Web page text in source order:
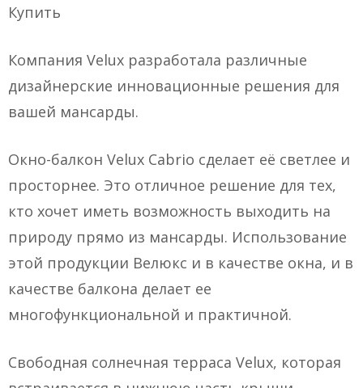
Купить
Компания Velux разработала различные
дизайнерские инновационные решения для
вашей мансарды.
Окно-балкон Velux Cabrio сделает её светлее и
просторнее. Это отличное решение для тех,
кто хочет иметь возможность выходить на
природу прямо из мансарды. Использование
этой продукции Велюкс и в качестве окна, и в
качестве балкона делает ее
многофункциональной и практичной.
Свободная солнечная терраса Velux, которая